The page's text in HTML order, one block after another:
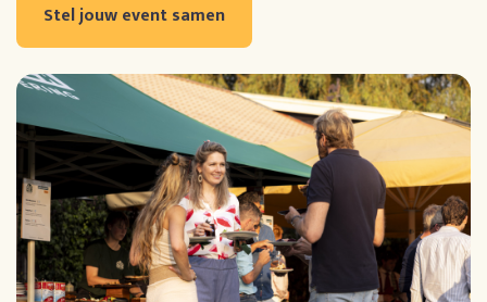
Stel jouw event samen